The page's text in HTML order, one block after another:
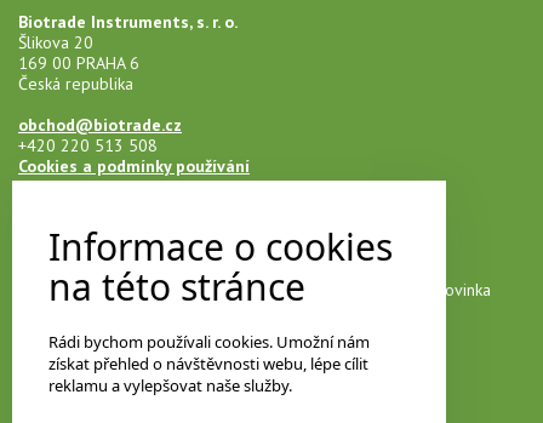
Biotrade Instruments, s. r. o.
Šlikova 20
169 00 PRAHA 6
Česká republika
obchod@biotrade.cz
+420 220 513 508
Cookies a podmínky používání
Novinky na e-mail
Přihlašte se k našemu newsletteru a neunikne vám žádná novinka
Vyberte si odebírané kategorie
Informace o cookies
na této stránce
Rádi bychom používali cookies. Umožní nám
získat přehled o návštěvnosti webu, lépe cílit
reklamu a vylepšovat naše služby.